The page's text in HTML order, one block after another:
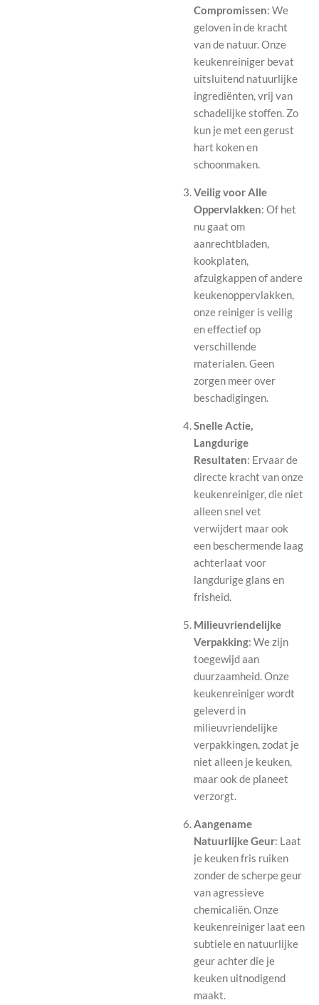
Compromissen: We
geloven in de kracht
van de natuur. Onze
keukenreiniger bevat
uitsluitend natuurlijke
ingrediënten, vrij van
schadelijke stoffen. Zo
kun je met een gerust
hart koken en
schoonmaken.
Veilig voor Alle
Oppervlakken: Of het
nu gaat om
aanrechtbladen,
kookplaten,
afzuigkappen of andere
keukenoppervlakken,
onze reiniger is veilig
en effectief op
verschillende
materialen. Geen
zorgen meer over
beschadigingen.
Snelle Actie,
Langdurige
Resultaten: Ervaar de
directe kracht van onze
keukenreiniger, die niet
alleen snel vet
verwijdert maar ook
een beschermende laag
achterlaat voor
langdurige glans en
frisheid.
Milieuvriendelijke
Verpakking: We zijn
toegewijd aan
duurzaamheid. Onze
keukenreiniger wordt
geleverd in
milieuvriendelijke
verpakkingen, zodat je
niet alleen je keuken,
maar ook de planeet
verzorgt.
Aangename
Natuurlijke Geur: Laat
je keuken fris ruiken
zonder de scherpe geur
van agressieve
chemicaliën. Onze
keukenreiniger laat een
subtiele en natuurlijke
geur achter die je
keuken uitnodigend
maakt.